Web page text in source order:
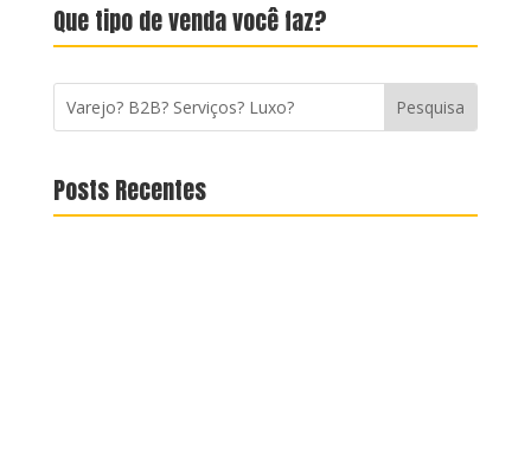
Que tipo de venda você faz?
Posts Recentes